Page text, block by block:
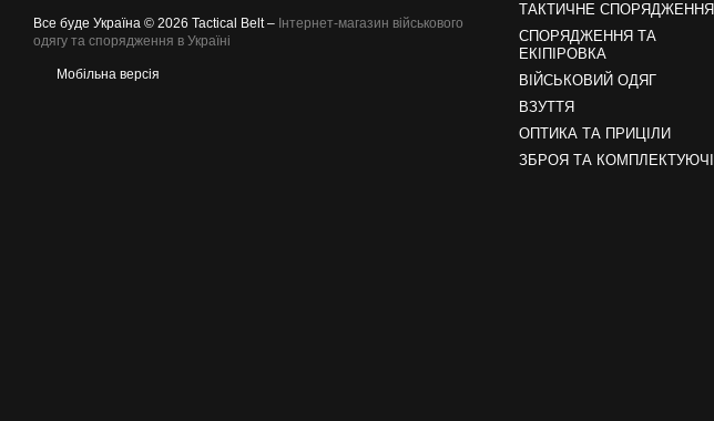
Все буде Україна © 2026 Tactical Belt – Інтернет-магазин військового
одягу та спорядження в Україні
Мобільна версія
ТАКТИЧНЕ СПОРЯДЖЕННЯ
СПОРЯДЖЕННЯ ТА
ЕКІПІРОВКА
ВІЙСЬКОВИЙ ОДЯГ
ВЗУТТЯ
ОПТИКА ТА ПРИЦІЛИ
ЗБРОЯ ТА КОМПЛЕКТУЮЧІ